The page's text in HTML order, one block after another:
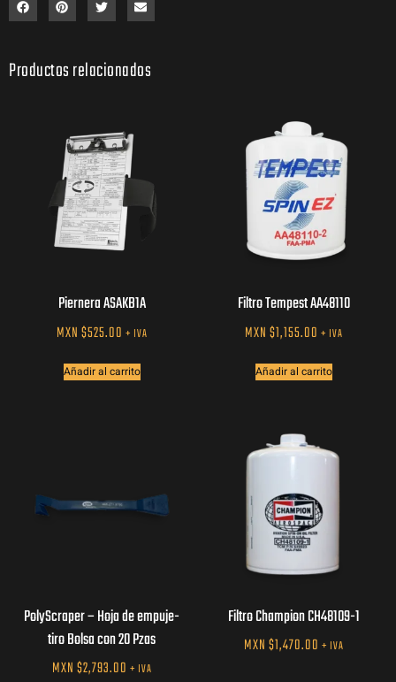
Productos relacionados
Piernera ASAKB1A
MXN $525.00 + IVA
Añadir al carrito
Filtro Tempest AA48110
MXN $1,155.00 + IVA
Añadir al carrito
PolyScraper – Hoja de empuje-
tiro Bolsa con 20 Pzas
MXN $2,793.00 + IVA
Filtro Champion CH48109-1
MXN $1,470.00 + IVA